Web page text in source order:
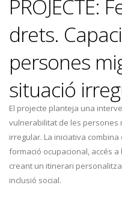
PROJECTE:
drets.
persones
situació
El projecte planteja una
vulnerabilitat de les persones
irregular. La iniciativa
formació ocupacional, accés
creant un itinerari
inclusió social.